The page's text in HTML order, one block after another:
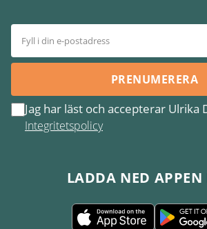
PRENUMERERA
Jag har läst och accepterar Ulrika
Integritetspolicy
LADDA NED APPEN